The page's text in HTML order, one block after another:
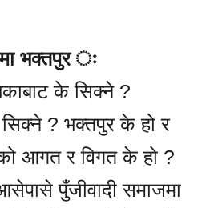
भक्तपुर ः
के सिक्ने ?
? भक्तपुर के हो र
आगत र विगत के हो ?
पुँजीवादी समाजमा